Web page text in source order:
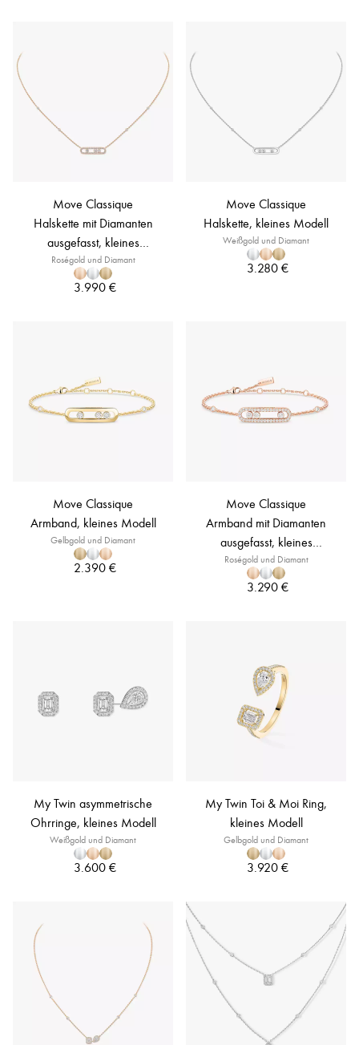
Move Classique
Halskette mit Diamanten
ausgefasst, kleines
Modell
Roségold und Diamant
3.990 €
Move Classique
Halskette, kleines Modell
Weißgold und Diamant
3.280 €
Move Classique
Armband, kleines Modell
Gelbgold und Diamant
2.390 €
Move Classique
Armband mit Diamanten
ausgefasst, kleines
Modell
Roségold und Diamant
3.290 €
My Twin asymmetrische
Ohrringe, kleines Modell
Weißgold und Diamant
3.600 €
My Twin Toi & Moi Ring,
kleines Modell
Gelbgold und Diamant
3.920 €